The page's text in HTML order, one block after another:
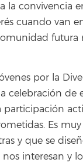
convivencia
cuando van
futura
por la
celebración de
Es
y que se
interesan y